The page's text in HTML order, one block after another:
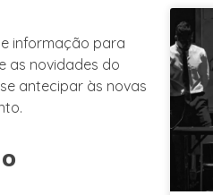
informação para
as novidades do
antecipar às novas